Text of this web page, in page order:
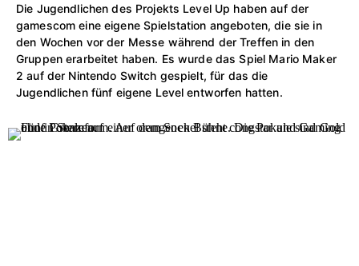
Die Jugendlichen des Projekts Level Up haben auf der
gamescom eine eigene Spielstation angeboten, die sie in
den Wochen vor der Messe während der Treffen in den
Gruppen erarbeitet haben. Es wurde das Spiel Mario Maker
2 auf der Nintendo Switch gespielt, für das die
Jugendlichen fünf eigene Level entworfen hatten.